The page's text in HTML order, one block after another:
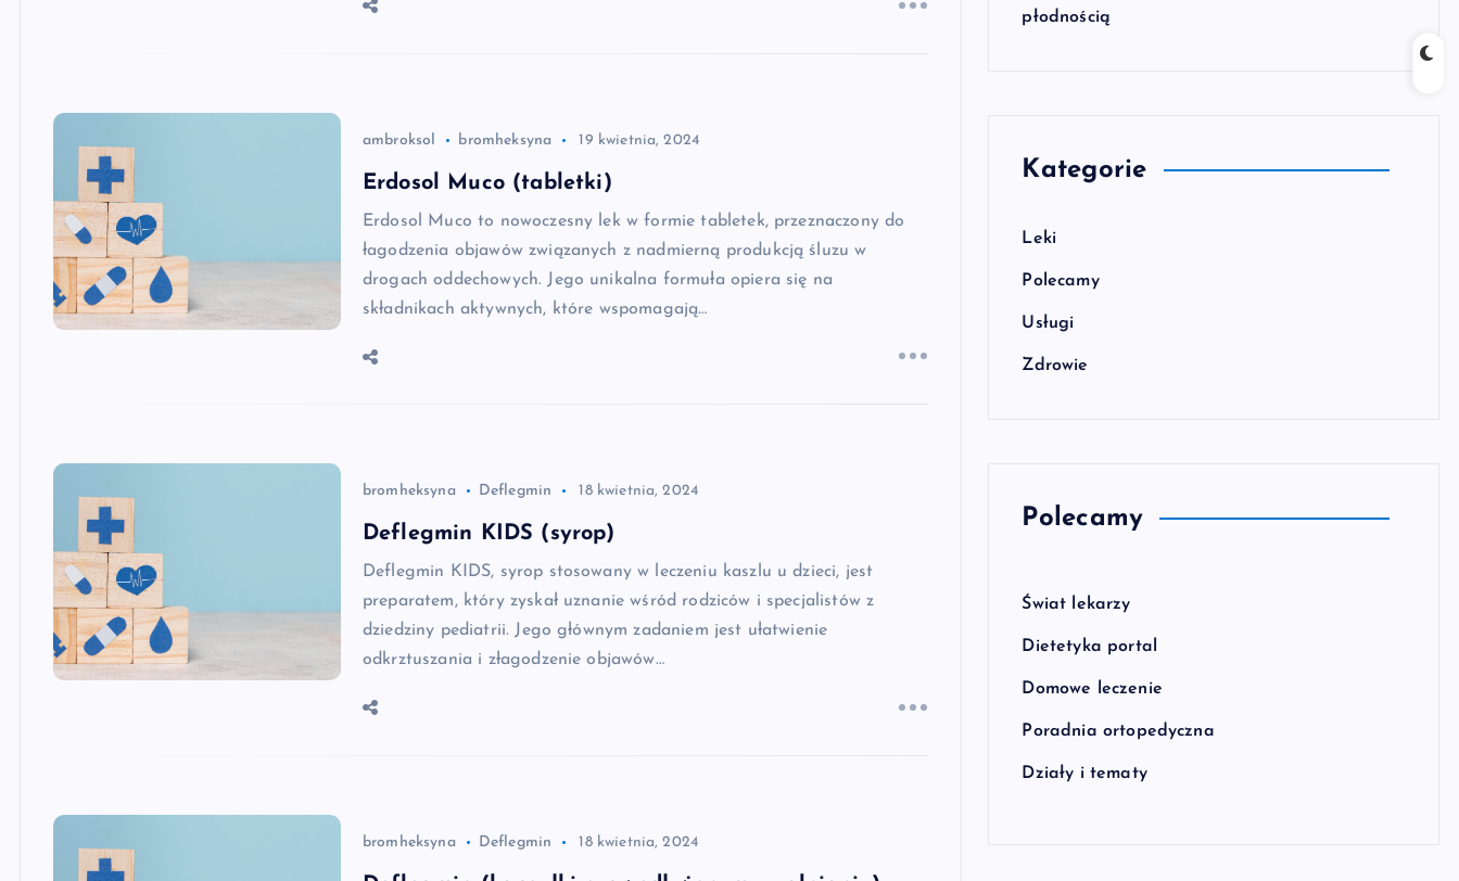
ambroksol bromheksyna 19 kwietnia, 2024
Erdosol Muco (tabletki)
Erdosol Muco to nowoczesny lek w formie tabletek, przeznaczony do
łagodzenia objawów związanych z nadmierną produkcją śluzu w
drogach oddechowych. Jego unikalna formuła opiera się na
składnikach aktywnych, które wspomagają…
bromheksyna Deflegmin 18 kwietnia, 2024
Deflegmin KIDS (syrop)
Deflegmin KIDS, syrop stosowany w leczeniu kaszlu u dzieci, jest
preparatem, który zyskał uznanie wśród rodziców i specjalistów z
dziedziny pediatrii. Jego głównym zadaniem jest ułatwienie
odkrztuszania i złagodzenie objawów…
bromheksyna Deflegmin 18 kwietnia, 2024
płodnością
Kategorie
Leki
Polecamy
Usługi
Zdrowie
Polecamy
Świat lekarzy
Dietetyka portal
Domowe leczenie
Poradnia ortopedyczna
Działy i tematy